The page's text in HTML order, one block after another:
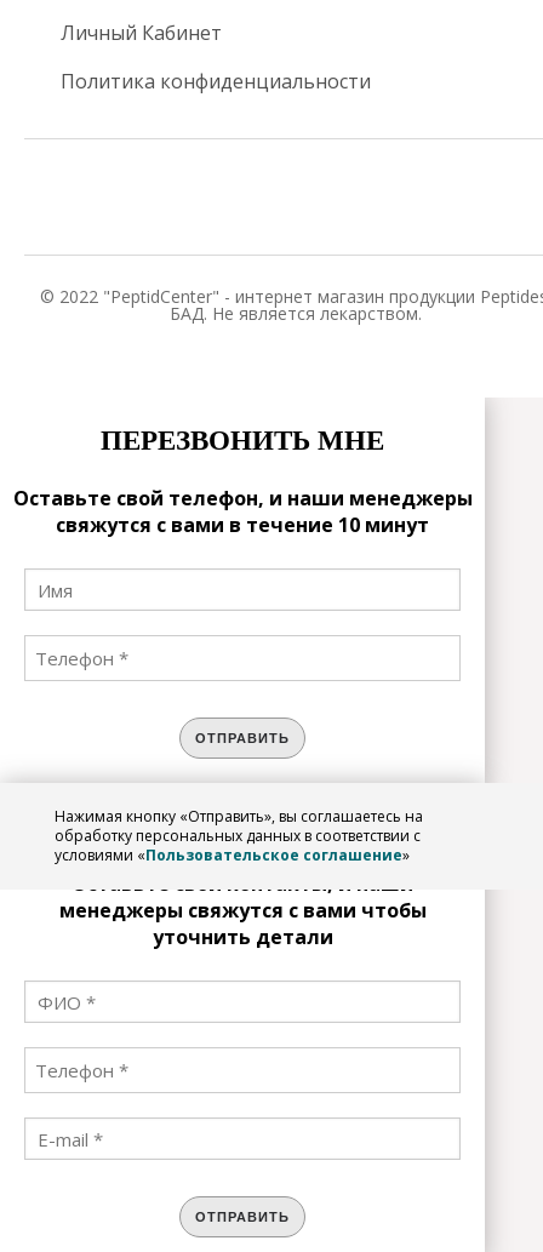
Личный Кабинет
Политика конфиденциальности
© 2022 "PeptidCenter" - интернет магазин продукции
БАД. Не является лекарством.
ПЕРЕЗВОНИТЬ МНЕ
Оставьте свой телефон, и наши менеджеры
свяжутся с вами в течение 10 минут
ОТПРАВИТЬ
Нажимая кнопку «Отправить», вы соглашаетесь на
обработку персональных данных в соответствии с
условиями «Пользовательское соглашение»
ЗАРЕГИСТРИРОВАТЬСЯ
Оставьте свои контакты, и наши
менеджеры свяжутся с вами чтобы
уточнить детали
ОТПРАВИТЬ